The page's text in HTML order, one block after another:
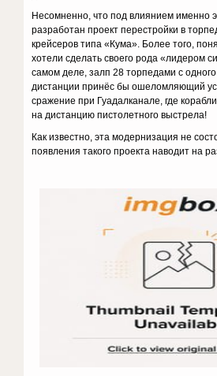
Несомненно, что под влиянием именно
разработан проект перестройки в
крейсеров типа «Кума». Более того,
хотели сделать своего рода «лидером
самом деле, залп 28 торпедами с
дистанции принёс бы ошеломляющий
сражение при Гуадалканале, где
на дистанцию пистолетного выстрела!
Как известно, эта модернизация не
появления такого проекта наводит на